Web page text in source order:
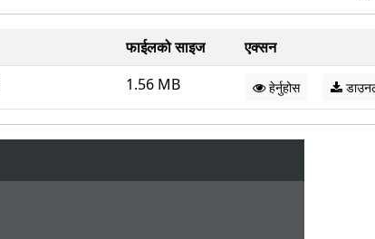
फाईलको साइज
एक्सन
1.56 MB हेर्नुहोस